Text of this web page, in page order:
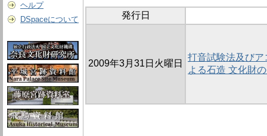
ヘルプ
DSpaceについて
発行日
2009年3月31日火曜日
打音試験法及び
よる石造 文化財